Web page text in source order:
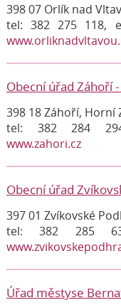
398 07 Orlík nad
tel: 382 275 118,
Obecní úřad Záhoří
398 18 Záhoří, Horní
tel: 382 284
www.zahori.cz
Obecní úřad
397 01 Zvíkovské
tel: 382 285
Úřad městyse